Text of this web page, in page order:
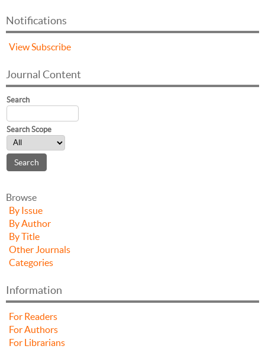
Notifications
ViewSubscribe
Journal Content
Search
Search Scope
Browse
By Issue
By Author
By Title
Other Journals
Categories
Information
For Readers
For Authors
For Librarians